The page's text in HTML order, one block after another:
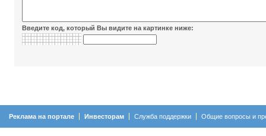
Введите код, который Вы видите на картинке ниже:
Реклама на портале Инвесторам Служба поддержки Общие вопросы и